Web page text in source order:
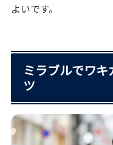
よいです。
ミラブルでワ
ツ